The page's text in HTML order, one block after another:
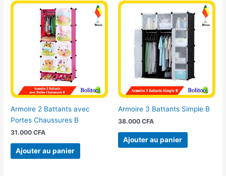
Armoire 2 Battants avec
Portes Chaussures B
31.000CFA
Ajouter au panier
Armoire 3 Battants Simple B
38.000 CFA
Ajouter au panier